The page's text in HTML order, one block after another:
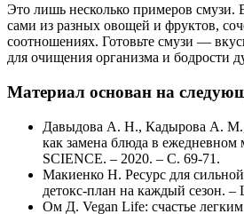
Это лишь несколько примеров смузи.
сами из разных овощей и фруктов,
соотношениях. Готовьте смузи —
для очищения организма и бодрости
Материал основан на
Давыдова А. Н., Кадырова А.
как замена блюда в
SCIENCE. – 2020. – С. 69-71.
Макиенко Н. Ресурс для
детокс-план на каждый сезон. –
Ом Д. Vegan Life: счастье